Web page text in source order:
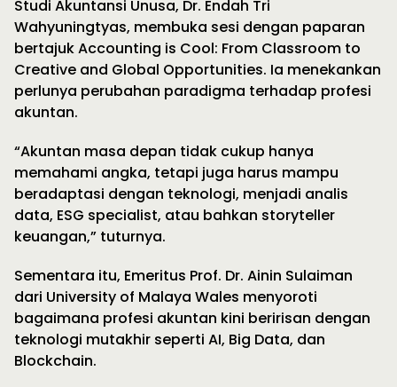
Studi Akuntansi Unusa, Dr. Endah Tri
Wahyuningtyas, membuka sesi dengan paparan
bertajuk Accounting is Cool: From Classroom to
Creative and Global Opportunities. Ia menekankan
perlunya perubahan paradigma terhadap profesi
akuntan.
“Akuntan masa depan tidak cukup hanya
memahami angka, tetapi juga harus mampu
beradaptasi dengan teknologi, menjadi analis
data, ESG specialist, atau bahkan storyteller
keuangan,” tuturnya.
Sementara itu, Emeritus Prof. Dr. Ainin Sulaiman
dari University of Malaya Wales menyoroti
bagaimana profesi akuntan kini beririsan dengan
teknologi mutakhir seperti AI, Big Data, dan
Blockchain.